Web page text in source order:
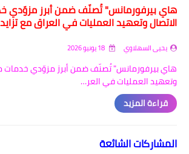
هاي بيرفورمانس" تُصنّف ضمن أبرز مزوّدي
الاتصال وتعهيد العمليات في العراق مع
خدمة العملاء متعددة اللغات
يحيى السهلاوي
هاي بيرفورمانس" تُصنّف ضمن أبرز مزوّدي خدمات
وتعهيد العمليات في العر…
قراءة المزيد
المشاركات الشائعة